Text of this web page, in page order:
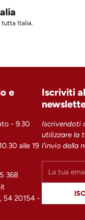
Italia.
e
- 9.30
alle 19
368
54 20154 -
Iscriviti
Iscrivendoti
utilizzare la
l'invio della
tua